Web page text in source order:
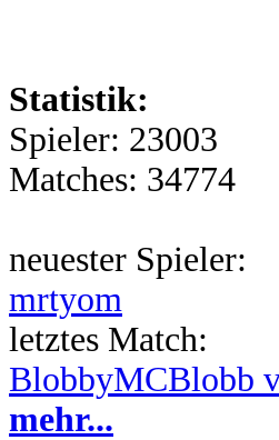
Statistik:
Spieler: 23003
Matches: 34774
neuester Spieler:
mrtyom
letztes Match:
BlobbyMCBlobb
mehr...